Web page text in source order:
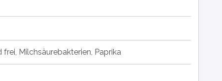
frei, Milchsäurebakterien, Paprika